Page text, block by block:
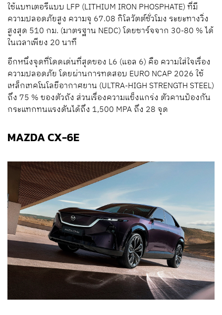
ใช้แบทเตอรีแบบ LFP (LITHIUM IRON PHOSPHATE) ที่มี
ความปลอดภัยสูง ความจุ 67.08 กิโลวัตต์ชั่วโมง ระยะทางวิ่ง
สูงสุด 510 กม. (มาตรฐาน NEDC) โดยชาร์จจาก 30-80 % ได้
ในเวลาเพียง 20 นาที
อีกหนึ่งจุดที่โดดเด่นที่สุดของ L6 (แอล 6) คือ ความใส่ใจเรื่อง
ความปลอดภัย โดยผ่านการทดสอบ EURO NCAP 2026 ใช้
เหล็กเทคโนโลยีอากาศยาน (ULTRA-HIGH STRENGTH STEEL)
ถึง 75 % ของตัวถัง ส่วนเรื่องความแข็งแกร่ง ตัวคานป้องกัน
กระแทกทนแรงดันได้ถึง 1,500 MPA ถึง 28 จุด
MAZDA CX-6E